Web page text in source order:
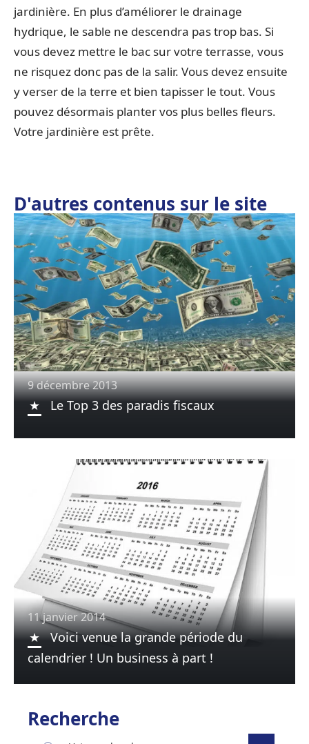
jardinière. En plus d’améliorer le drainage
hydrique, le sable ne descendra pas trop bas. Si
vous devez mettre le bac sur votre terrasse, vous
ne risquez donc pas de la salir. Vous devez ensuite
y verser de la terre et bien tapisser le tout. Vous
pouvez désormais planter vos plus belles fleurs.
Votre jardinière est prête.
D'autres contenus sur le site
9 décembre 2013
Le Top 3 des paradis fiscaux
11 janvier 2014
Voici venue la grande période du
calendrier ! Un business à part !
Recherche